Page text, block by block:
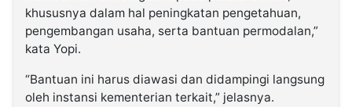
khususnya dalam hal peningkatan pengetahuan,
pengembangan usaha, serta bantuan permodalan,”
kata Yopi.
“Bantuan ini harus diawasi dan didampingi langsung
oleh instansi kementerian terkait,” jelasnya.